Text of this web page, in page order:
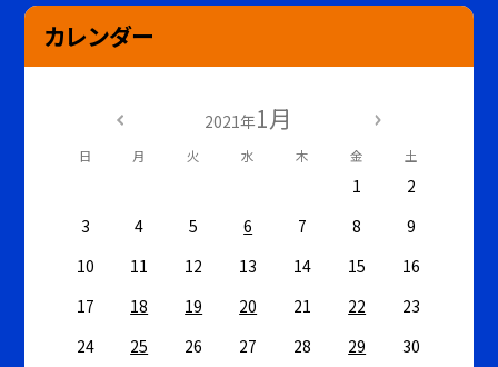
カレンダー
2021年1月
日 月 火 水 木 金 土
1
2
3
4 5 6 7 8
9
10
11 12 13 14 15
16
17
18 19 20 21 22
23
24
25 26 27 28 29
30